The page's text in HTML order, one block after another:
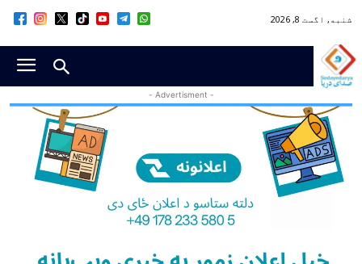
شنبه, اگست 8, 2026
- Advertisment -